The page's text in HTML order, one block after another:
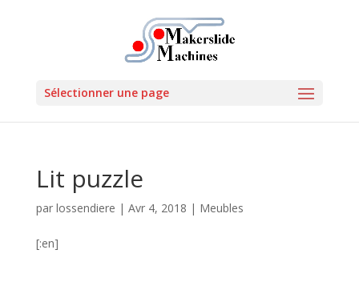
Sélectionner une page
Lit puzzle
par lossendiere | Avr 4, 2018 | Meubles
[:en]